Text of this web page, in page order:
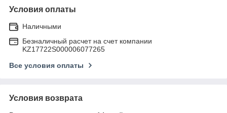
Условия оплаты
Наличными
Безналичный расчет на счет компании
KZ17722S000006077265
Все условия оплаты
Условия возврата